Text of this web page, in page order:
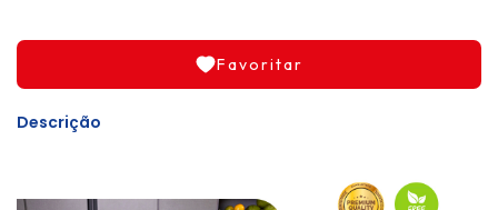
Favoritar
Descrição